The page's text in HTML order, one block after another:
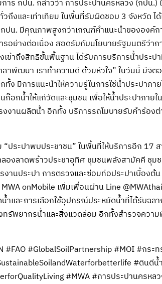
าร กปน. กล่าวว่า การประปานครหลวง (กปน
ถึงและเท่าเทียม ในพื้นที่รับผิดชอบ 3 จังหวัด
ปน. มีคุณภาพสูงกว่าเกณฑ์คำแนะนำขององค์ก
อย่างต่อเนื่อง สอดรับกับนโยบายรัฐมนตรีว่า
ข้าถึงสิทธิขั้นพื้นฐาน ได้รับการบริการน้ำประป
าพัฒนา เราทำความดี ด้วยหัวใจ” ในวันนี้ มีจิ
ง มีการแนะนำให้ความรู้ในการใช้น้ำประปา
ก๊อกน้ำให้แก่วัดและชุมชน เพื่อให้น้ำประปาภา
งงานผลิตน้ำ อีกทั้ง บริการรถโมบายรับคำร้อง
ประปาพบประชาชน” ในพื้นที่ให้บริการอีก 17 ส
องลาดพร้าวประชาอุทิศ ชุมชนพลังสามัคคี ชุ
งานประปา การตรวจและซ่อมท่อประปาเบื้อง
onMobile เพิ่มเพื่อนผ่าน Line
ำและการเลือกใช้อุปกรณ์ประหยัดน้ำที่ได้รับฉ
รัพยากรน้ำและสิ่งแวดล้อม อีกทั้งสำรวจควา
#FAO #GlobalSoilPartnership #MOI #กระ
#ดินดีน้
#MWA #การประปานครหล